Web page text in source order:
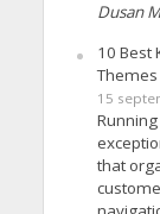
Dusan
10 Best
Themes
15
that